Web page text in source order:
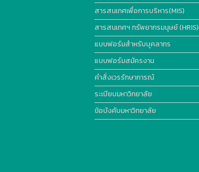
สารสนเทศเพื่อการบริหาร(MIS)
สารสนเทศฯ ทรัพยากรมนุษย์ (HRIS)
แบบฟอร์มสำหรับบุคลากร
แบบฟอร์มสมัครงาน
คำสั่งเวรรักษาการณ์
ระเบียบมหาวิทยาลัย
ข้อบังคับมหาวิทยาลัย